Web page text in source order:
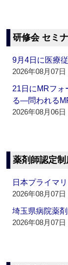
研修会 セミ
9月4日に医療
2026年08月07日
21日にMRフォ
る―問われる
2026年08月06日
薬剤師認定
日本プライマ
2026年08月07日
埼玉県病院薬
2026年08月07日